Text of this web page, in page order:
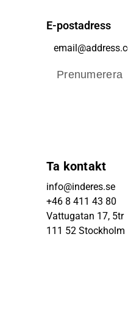
E-postadress
Prenumerera
Ta kontakt
info@inderes.se
+46 8 411 43 80
Vattugatan 17, 5tr
111 52 Stockholm